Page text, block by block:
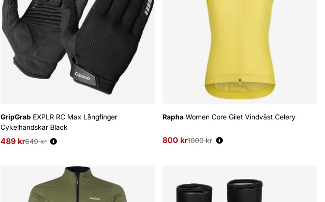
GripGrabEXPLR RC Max Långfinger
Cykelhandskar Black
489 kr
Ordinarie pris:
649 kr
Rapha Women Core Gilet Vindväst Celery
800 kr
Ordinarie pris:
1000 kr